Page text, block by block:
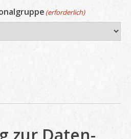
(erforderlich)